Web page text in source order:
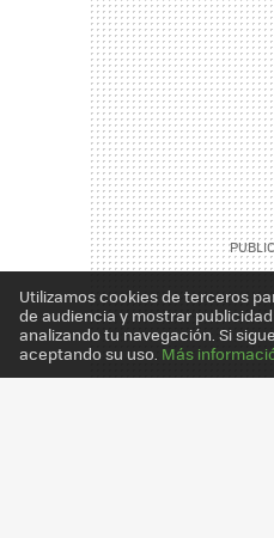
Utilizamos cookies de terceros
de audiencia y mostrar
analizando tu navegación. Si
aceptando su uso. Más